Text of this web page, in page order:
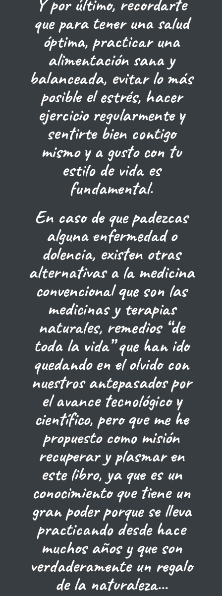
que para tener una salud
óptima, practicar una
alimentación sana y
balanceada, evitar lo más
posible el estrés, hacer
ejercicio regularmente y
sentirte bien contigo
mismo y a gusto con tu
estilo de vida es
fundamental.
En caso de que padezcas
alguna enfermedad o
dolencia, existen otras
alternativas a la medicina
convencional que son las
medicinas y terapias
naturales, remedios “de
toda la vida” que han ido
quedando en el olvido con
nuestros antepasados por
el avance tecnológico y
científico, pero que me he
propuesto como misión
recuperar y plasmar en
este libro, ya que es un
conocimiento que tiene un
gran poder porque se lleva
practicando desde hace
muchos años y que son
verdaderamente un regalo
de la naturaleza...